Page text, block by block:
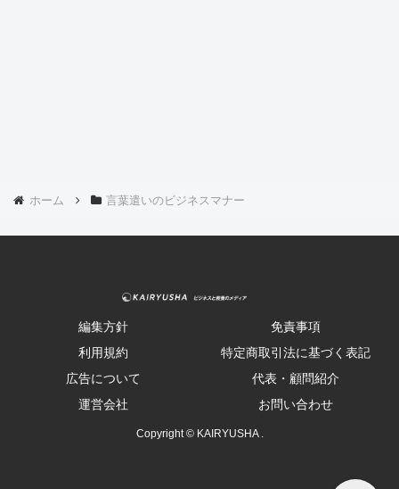
ホーム 言葉遣いのビジネスマナー
編集方針
免責事項
利用規約
特定商取引法に基づく表記
広告について
代表・顧問紹介
運営会社
お問い合わせ
Copyright © KAIRYUSHA .